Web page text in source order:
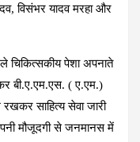
विसंभर यादव मरहा और
ले चिकित्सकीय पेशा अपनाते
बी.ए.एम.एस. ( ए.एम.)
साहित्य सेवा जारी
मौजूदगी से जनमानस में